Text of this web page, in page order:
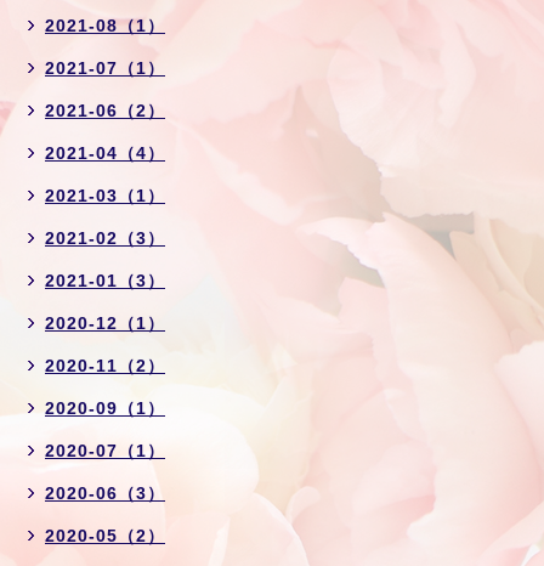
2021-08（1）
2021-07（1）
2021-06（2）
2021-04（4）
2021-03（1）
2021-02（3）
2021-01（3）
2020-12（1）
2020-11（2）
2020-09（1）
2020-07（1）
2020-06（3）
2020-05（2）